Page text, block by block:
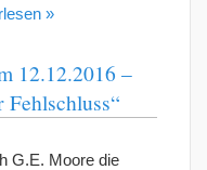
»
12.12.2016 –
G.E. Moore die